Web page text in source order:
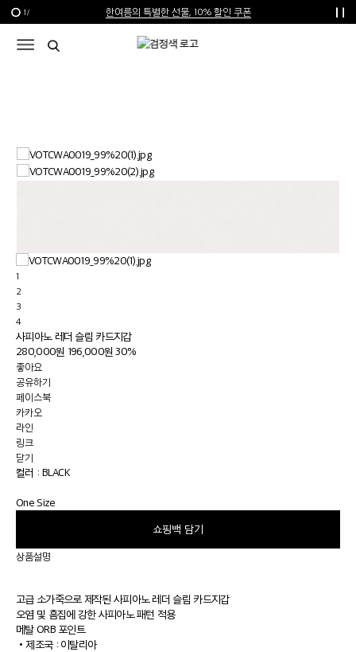
한여름의 특별한 선물, 10% 할인 쿠폰
신규가입 1만원 쿠폰 + 1만원 마일리지
1 /
1
2
3
4
사피아노 레더 슬림 카드지갑
280,000원 196,000원 30%
좋아요
공유하기
페이스북
카카오
라인
링크
닫기
컬러 : BLACK
One Size
쇼핑백 담기
상품설명
고급 소가죽으로 제작된 사피아노 레더 슬림 카드지갑
오염 및 흠집에 강한 사피아노 패턴 적용
메탈 ORB 포인트
• 제조국 : 이탈리아